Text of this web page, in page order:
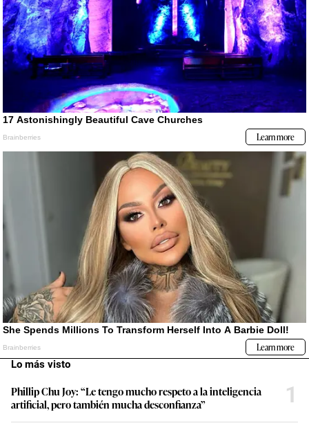
Lo más visto
Phillip Chu Joy: “Le tengo mucho respeto a la inteligencia
artificial, pero también mucha desconfianza”
1